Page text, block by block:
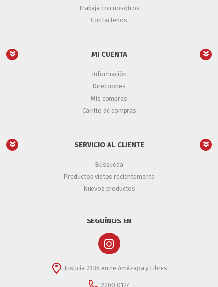
Trabaja con nosotros
Contactenos
MI CUENTA
Información
Direcciones
Mis compras
Carrito de compras
SERVICIO AL CLIENTE
Búsqueda
Productos vistos recientemente
Nuevos productos
SEGUÍNOS EN
Justicia 2335 entre Amézaga y Libres
2200 0127